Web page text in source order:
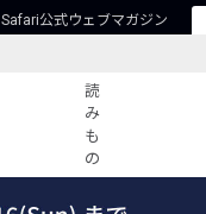
Safari公式ウェブマガジン
読
み
も
の